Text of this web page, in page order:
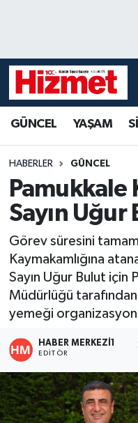
GÜNCEL YAŞAM
HABERLER GÜNCEL
Pamukkale
Sayın
Görev süresini
Kaymakamlığına
Sayın Uğur Bulut için
Müdürlüğü
yemeği
HABER MERKEZI1
EDITÖR
YAŞAM
SİYASET
SAĞLIK
EKONOMİ
SPOR
MAGAZİN
ÖZEL HABER
DTO
RESMİ REKLAM
Denizli Hava
Denizli Trafik
Süper Lig Puan
Tüm Manşetler
Haber Arşivi